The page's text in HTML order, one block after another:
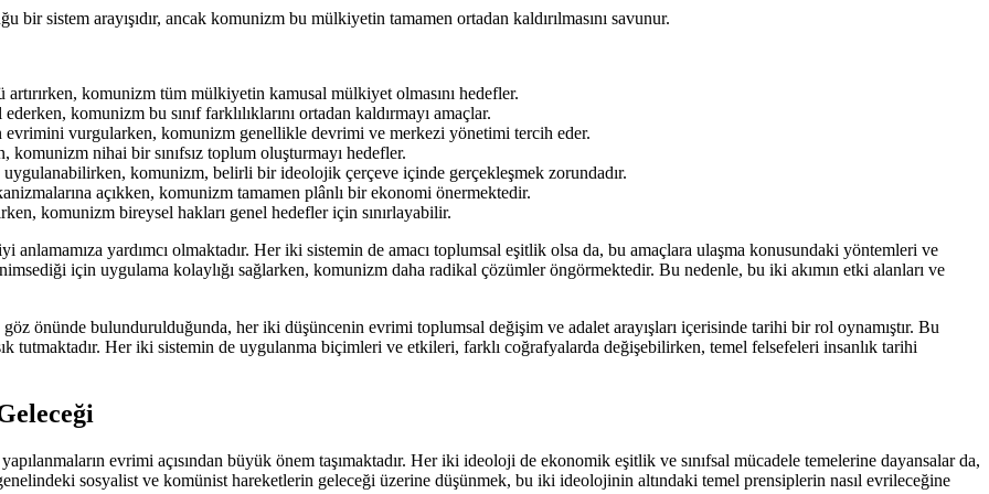
sistem arayışıdır, ancak komunizm bu mülkiyetin tamamen ortadan kaldırılmasını savunur.
komunizm tüm mülkiyetin kamusal mülkiyet olmasını hedefler.
komunizm bu sınıf farklılıklarını ortadan kaldırmayı amaçlar.
vurgularken, komunizm genellikle devrimi ve merkezi yönetimi tercih eder.
nihai bir sınıfsız toplum oluşturmayı hedefler.
komunizm, belirli bir ideolojik çerçeve içinde gerçekleşmek zorundadır.
açıkken, komunizm tamamen plânlı bir ekonomi önermektedir.
komunizm bireysel hakları genel hedefler için sınırlayabilir.
yardımcı olmaktadır. Her iki sistemin de amacı toplumsal eşitlik olsa da, bu amaçlara ulaşma konusundaki yöntemleri ve
için uygulama kolaylığı sağlarken, komunizm daha radikal çözümler öngörmektedir. Bu nedenle, bu iki akımın etki alanları ve
önünde bulundurulduğunda, her iki düşüncenin evrimi toplumsal değişim ve adalet arayışları içerisinde tarihi bir rol oynamıştır. Bu
tutmaktadır. Her iki sistemin de uygulanma biçimleri ve etkileri, farklı coğrafyalarda değişebilirken, temel felsefeleri insanlık tarihi
evrimi açısından büyük önem taşımaktadır. Her iki ideoloji de ekonomik eşitlik ve sınıfsal mücadele temelerine dayansalar da,
sosyalist ve komünist hareketlerin geleceği üzerine düşünmek, bu iki ideolojinin altındaki temel prensiplerin nasıl evrileceğine